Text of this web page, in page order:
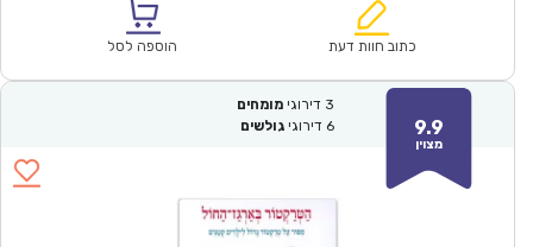
₪57.00.
הוא:
כתוב חוות דעת הוספה לסל
9.9
מצוין
3 דירוגי מומחים
6 דירוגי גולשים